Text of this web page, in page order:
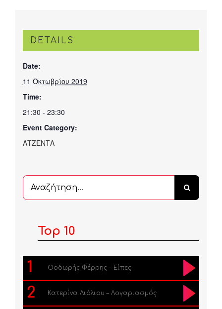
DETAILS
Date:
11 Οκτωβρίου 2019
Time:
21:30 - 23:30
Event Category:
ΑΤΖΕΝΤΑ
Αναζήτηση
...
Top 10
1 Θοδωρής Φέρρης – Είπες
2 Κατερίνα Λιόλιου – Λογαριασμός